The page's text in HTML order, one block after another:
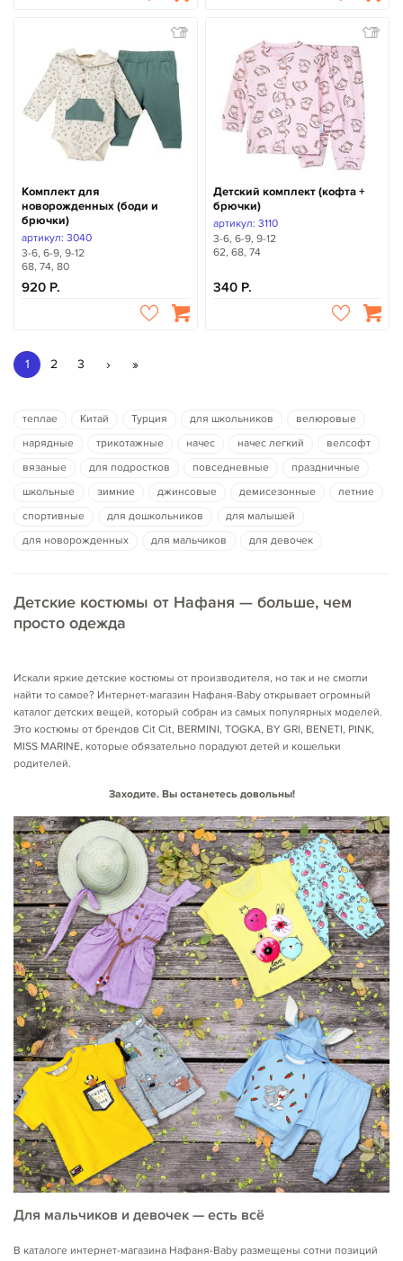
Комплект для
новорожденных (боди и
брючки)
артикул: 3040
3-6, 6-9, 9-12
68, 74, 80
920
Детский комплект (кофта +
брючки)
артикул: 3110
3-6, 6-9, 9-12
62, 68, 74
340
1 2 3 › »
теплае Китай Турция для школьников
велюровые
нарядные
трикотажные начес начес легкий
велсофт
вязаные
для подростков повседневные
праздничные
школьные
зимние джинсовые демисезонные
летние
спортивные
для дошкольников
для малышей
для новорожденных
для мальчиков для девочек
Детские костюмы от Нафаня — больше, чем
просто одежда
Искали яркие детские костюмы от производителя, но так и не смогли
найти то самое? Интернет-магазин Нафаня-Baby открывает огромный
каталог детских вещей, который собран из самых популярных моделей.
Это костюмы от брендов Cit Cit, BERMINI, TOGKA, BY GRI, BENETI, PINK,
MISS MARINE, которые обязательно порадуют детей и кошельки
родителей.
Заходите. Вы останетесь довольны!
Для мальчиков и девочек — есть всё
В каталоге интернет-магазина Нафаня-Baby размещены сотни позиций